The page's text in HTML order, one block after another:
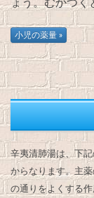
辛夷清肺湯は、下
からなります。主
の通りをよくする